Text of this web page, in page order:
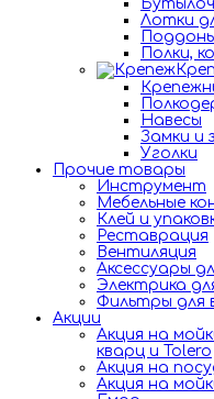
Лотки
Поддоны
Полки,
Навесы
Замки и
Уголки
Прочие товары
Инструмент
Мебельные
Клей и
Реставрация
Вентиляция
Аксессуары
Электрика
Фильтры для
Акции
Акция на
кварц и Tolero
Акция на
Акция на